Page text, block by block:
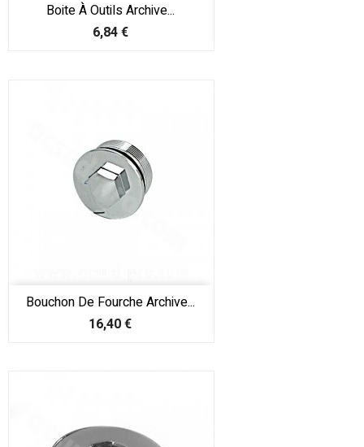
Boite À Outils Archive...
Prix
6,84 €
Bouchon De Fourche Archive...
Prix
16,40 €